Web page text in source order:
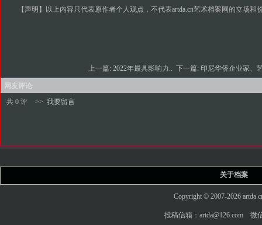
【声明】以上内容只代表原作者个人观点，不代表artda.cn艺术档案网的立场和
上一篇:2022年最具影响力.. 下一篇: 印尼华侨企业家、
网友评论
共 0 评
>> 我要留言
关于档案
Copyright © 2007-2026
投稿信箱：artda@126.com 微